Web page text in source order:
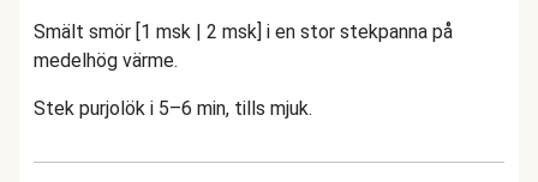
Smält smör [1 msk | 2 msk] i en stor stekpanna på
medelhög värme.
Stek purjolök i 5–6 min, tills mjuk.